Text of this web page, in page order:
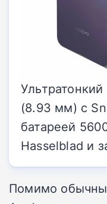
(8.93 мм) с
батареей
Hasselblad и
Помимо